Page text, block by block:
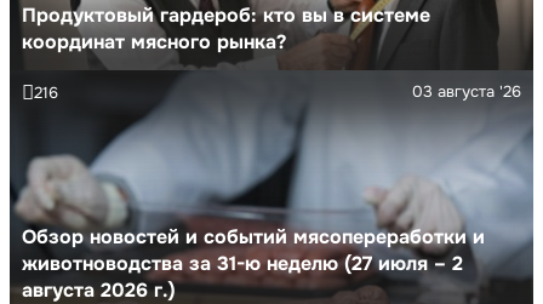
Продуктовый гардероб: кто вы в системе
координат мясного рынка?
Обзор новостей и событий мясопереработки и
животноводства за 31-ю неделю (27 июля – 2
августа 2026 г.)
03 августа '26
216